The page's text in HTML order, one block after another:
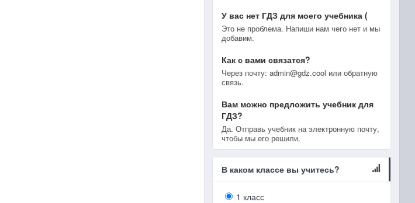
У вас нет ГДЗ для моего учебника (
Это не проблема. Напиши нам чего нет и мы
добавим.
Как с вами связатся?
Через почту: admin@gdz.cool или обратную
связь.
Вам можно предложить учебник для
ГДЗ?
Да. Отправь учебник на электронную почту,
чтобы мы его решили.
В каком классе вы учитесь?
1 класс